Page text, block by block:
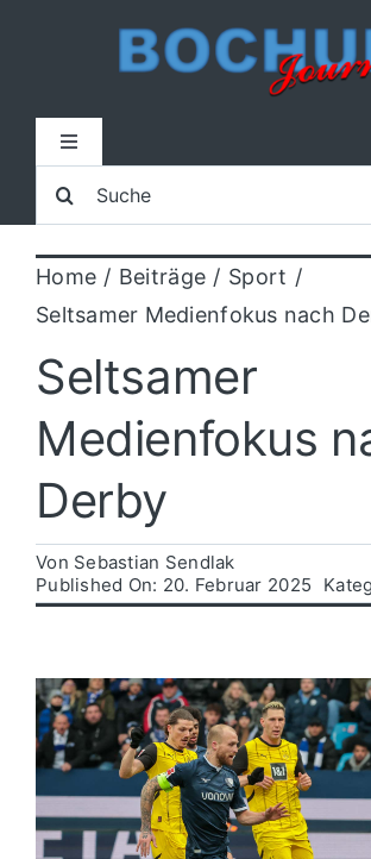
Toggle
Home
Lokal
Blaulicht
Sport
Kultur
Politik
Wirtschaft
Suche
nach:
Home Beiträge
Sport
Seltsamer Medienfokus nach
Seltsamer
Medienfokus
Derby
Von Sebastian Sendlak
Published On: 20. Februar 2025